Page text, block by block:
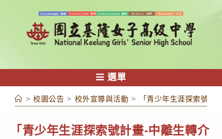
容
選單
> 校園公告 > 校外宣導與活動 > 「青少年生涯探索號計
「青少年生涯探索號計畫-中離生轉介